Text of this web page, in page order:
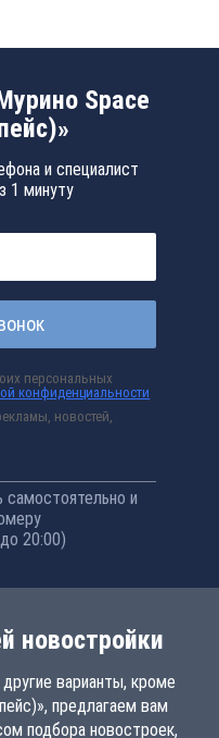
Space
и специалист
1 минуту
персональных
конфиденциальности
новостей,
и
20:00)
новостройки
варианты, кроме
предлагаем вам
подбора новостроек,